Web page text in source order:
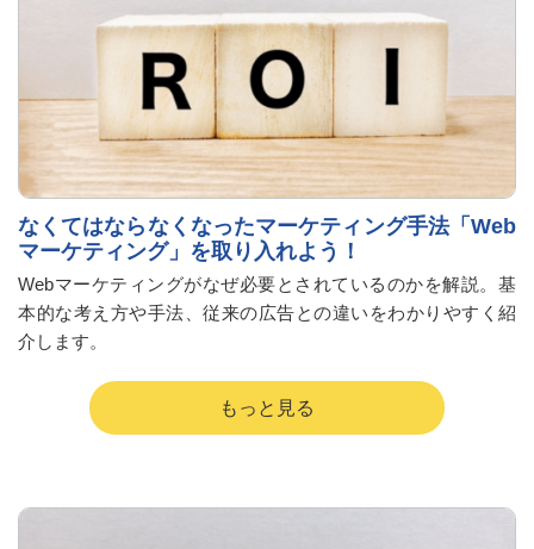
なくてはならなくなったマーケティング手法「Web
マーケティング」を取り入れよう！
Webマーケティングがなぜ必要とされているのかを解説。基
本的な考え方や手法、従来の広告との違いをわかりやすく紹
介します。